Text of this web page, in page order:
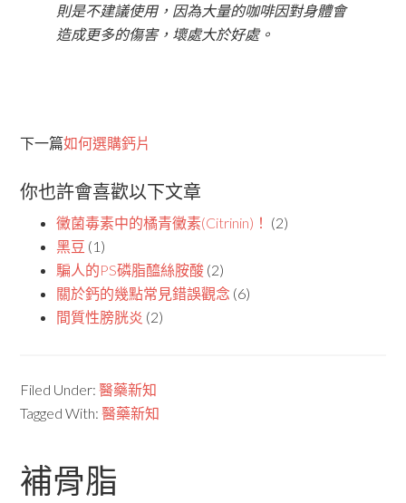
則是不建議使用，因為大量的咖啡因對身體會
造成更多的傷害，壞處大於好處。
下一篇如何選購鈣片
你也許會喜歡以下文章
黴菌毒素中的橘青黴素(Citrinin)！ (2)
黑豆 (1)
騙人的PS磷脂醯絲胺酸 (2)
關於鈣的幾點常見錯誤觀念 (6)
間質性膀胱炎 (2)
Filed Under:醫藥新知
Tagged With:醫藥新知
補骨脂